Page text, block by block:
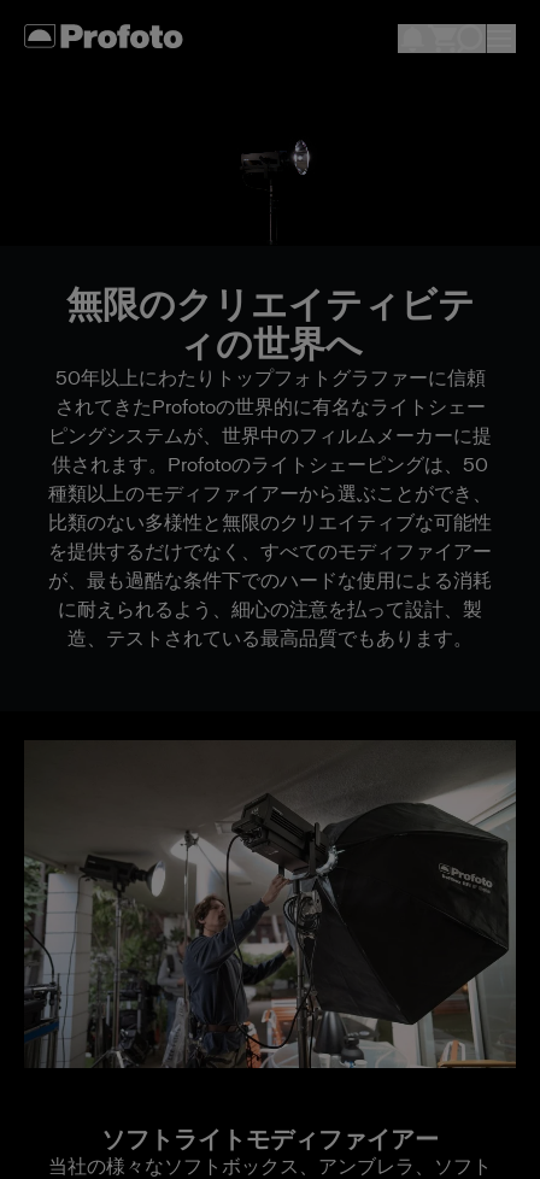
無限のクリエイティビテ
ィの世界へ
50年以上にわたりトップフォトグラファーに信頼
されてきたProfotoの世界的に有名なライトシェー
ピングシステムが、世界中のフィルムメーカーに提
供されます。Profotoのライトシェーピングは、50
種類以上のモディファイアーから選ぶことができ、
比類のない多様性と無限のクリエイティブな可能性
を提供するだけでなく、すべてのモディファイアー
が、最も過酷な条件下でのハードな使用による消耗
に耐えられるよう、細心の注意を払って設計、製
造、テストされている最高品質でもあります。
ソフトライトモディファイアー
当社の様々なソフトボックス、アンブレラ、ソフト